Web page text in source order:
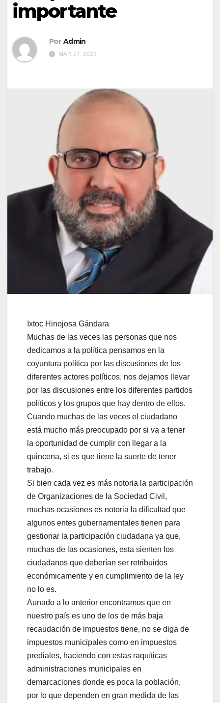
importante
Por Admin
MAR 27, 2023
Ixtoc Hinojosa Gándara
Muchas de las veces las personas que nos
dedicamos a la política pensamos en la
coyuntura política por las discusiones de los
diferentes actores políticos, nos dejamos llevar
por las discusiones entre los diferentes partidos
políticos y los grupos que hay dentro de ellos.
Cuando muchas de las veces el ciudadano
está mucho más preocupado por si va a tener
la oportunidad de cumplir con llegar a la
quincena, si es que tiene la suerte de tener
trabajo.
Si bien cada vez es más notoria la participación
de Organizaciones de la Sociedad Civil,
muchas ocasiones es notoria la dificultad que
algunos entes gubernamentales tienen para
gestionar la participación ciudadana ya que,
muchas de las ocasiones, esta sienten los
ciudadanos que deberían ser retribuidos
económicamente y en cumplimiento de la ley
no lo es.
Aunado a lo anterior encontramos que en
nuestro país es uno de los de más baja
recaudación de impuestos tiene, no se diga de
impuestos municipales como en impuestos
prediales, haciendo con estas raquíticas
administraciones municipales en
demarcaciones donde es poca la población,
por lo que dependen en gran medida de las